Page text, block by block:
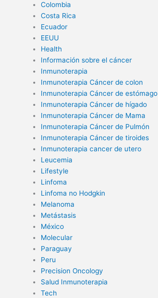
Colombia
Costa Rica
Ecuador
EEUU
Health
Información sobre el cáncer
Inmunoterapia
Inmunoterapia Cáncer de colon
Inmunoterapia Cáncer de estómago
Inmunoterapia Cáncer de hígado
Inmunoterapia Cáncer de Mama
Inmunoterapia Cáncer de Pulmón
Inmunoterapia Cáncer de tiroides
Inmunoterapia cancer de utero
Leucemia
Lifestyle
Linfoma
Linfoma no Hodgkin
Melanoma
Metástasis
México
Molecular
Paraguay
Peru
Precision Oncology
Salud Inmunoterapia
Tech